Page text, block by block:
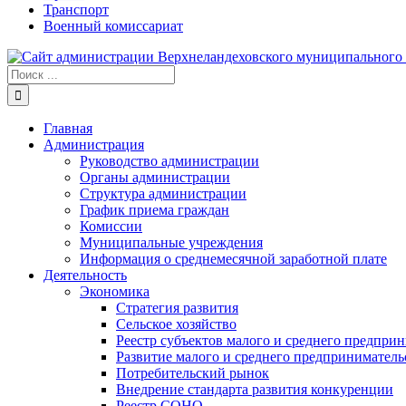
Транспорт
Военный комиссариат
Результат
поиска:
Главная
Администрация
Руководство администрации
Органы администрации
Структура администрации
График приема граждан
Комиссии
Муниципальные учреждения
Информация о среднемесячной заработной плате
Деятельность
Экономика
Стратегия развития
Сельское хозяйство
Реестр субъектов малого и среднего
Развитие малого и среднего
Потребительский рынок
Внедрение стандарта развития конкуренции